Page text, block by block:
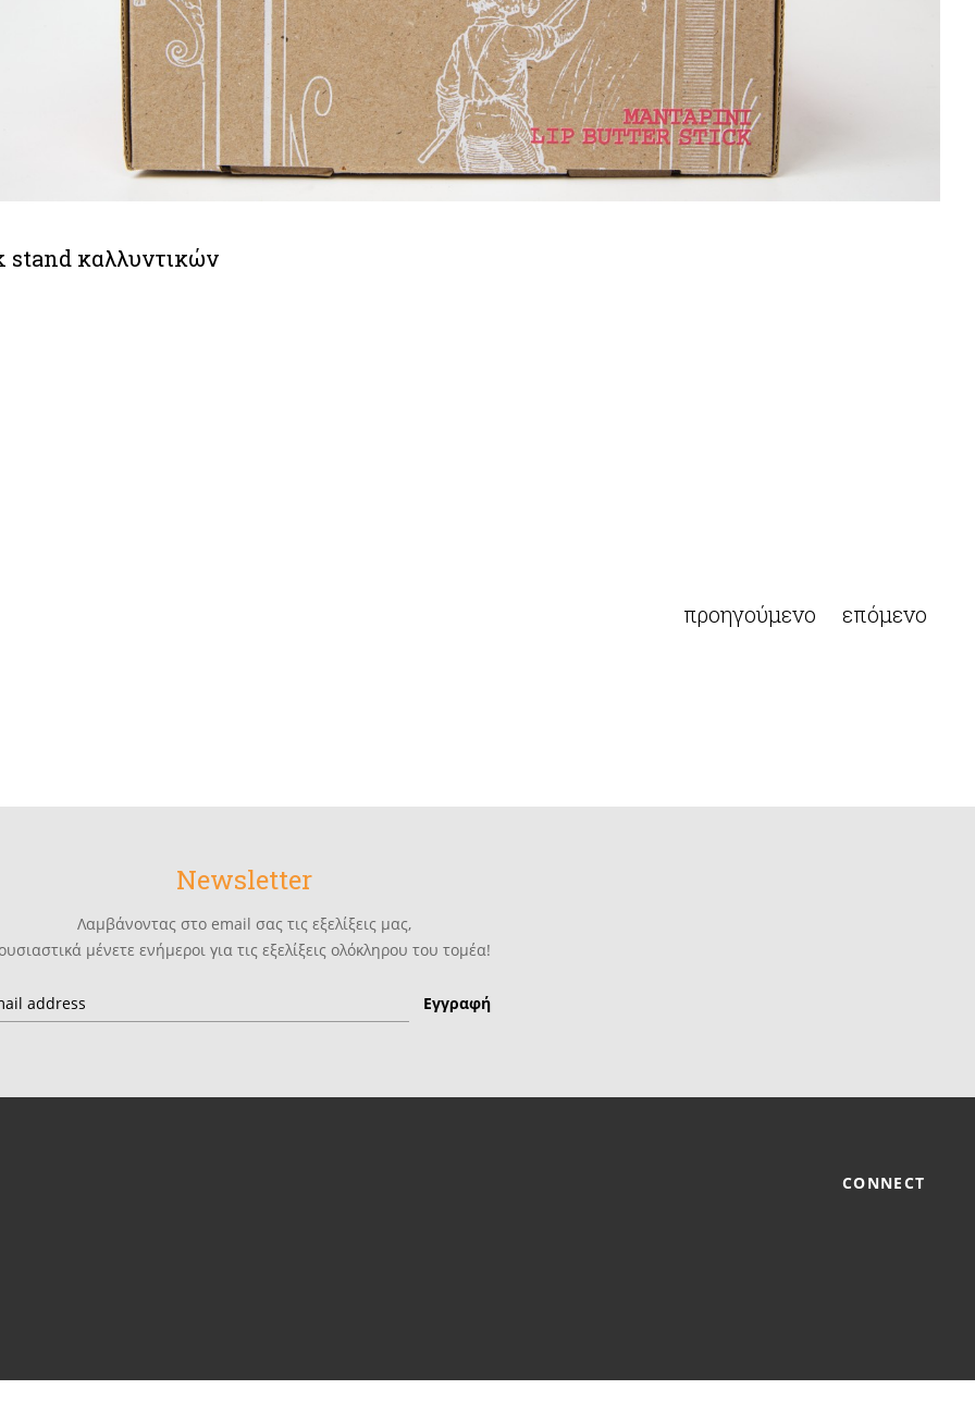
stand καλλυντικών
προηγούμενο επόμενο
Newsletter
Λαμβάνοντας στο email σας τις εξελίξεις μας,
μένετε ενήμεροι για τις εξελίξεις ολόκληρου του τομέα!
CONNECT